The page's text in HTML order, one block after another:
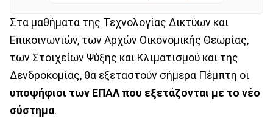
Στα μαθήματα της Τεχνολογίας Δικτύων και
Επικοινωνιών, των Αρχών Οικονομικής Θεωρίας,
των Στοιχείων Ψύξης και Κλιματισμού και της
Δενδροκομίας, θα εξεταστούν σήμερα Πέμπτη οι
υποψήφιοι των ΕΠΑΛ που εξετάζονται με το νέο
σύστημα.